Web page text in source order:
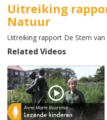
Uitreiking
Natuur
Uitreiking rapport De Stem
Related Videos